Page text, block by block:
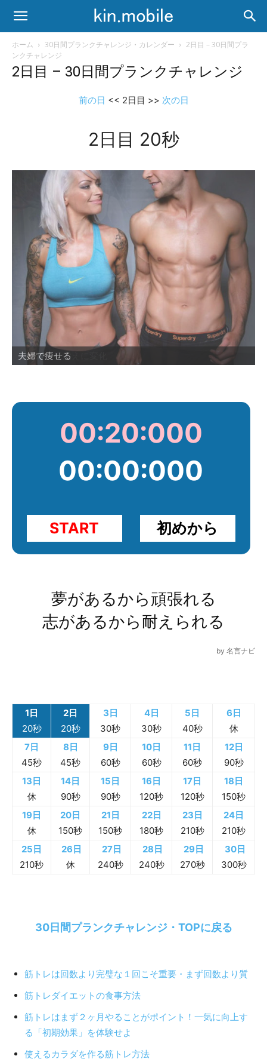
ホーム 30日間プランクチャレンジ・カレンダー
2日目 – 30日間プラ
ンクチャレンジ
2日目 – 30日間プランクチャレンジ
前の日 << 2日目 >> 次の日
2日目 20秒
腹筋の溝が鋭くなっていく
モデルの見栄えに変化
夫婦で痩せる
夫婦で痩せた
目標としたい事例
おでぶから、ぽっちゃりへ変化
ぽっちゃり未満へ突入
腰回りのこそげ落ち具合が素晴らしい
成功したらやってみたいワンショット
00:20:000
00:00:000
START 初めから
夢があるから頑張れる
志があるから耐えられる
by 名言ナビ
1日
20秒
2日
20秒
3日
30秒
4日
30秒
5日
40秒
6日
休
7日
45秒
8日
45秒
9日
60秒
10日
60秒
11日
60秒
12日
90秒
13日
休
14日
90秒
15日
90秒
16日
120秒
17日
120秒
18日
150秒
19日
休
20日
150秒
21日
150秒
22日
180秒
23日
210秒
24日
210秒
25日
210秒
26日
休
27日
240秒
28日
240秒
29日
270秒
30日
300秒
30日間プランクチャレンジ・TOPに戻る
筋トレは回数より完璧な１回こそ重要・まず回数より質
筋トレダイエットの食事方法
筋トレはまず２ヶ月やることがポイント！一気に向上す
る「初期効果」を体験せよ
使えるカラダを作る筋トレ方法